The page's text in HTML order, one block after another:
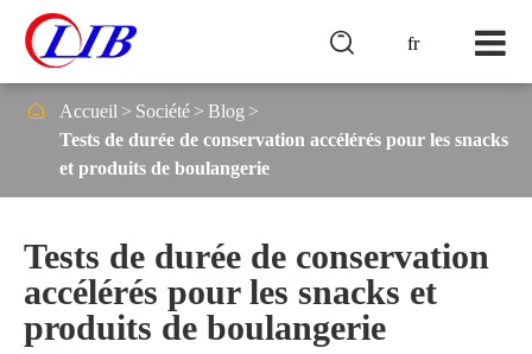
fr

 Accueil Société
Blog
Tests de durée de conservation accélérés pour les snacks
et produits de boulangerie
Tests de durée de conservation
accélérés pour les snacks et
produits de boulangerie